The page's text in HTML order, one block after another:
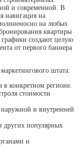
и современной. В
навигация на
на любых
квартиры
создают целую
от первого баннера
штата:
в конкретном регионе.
стоимости
наружной и внутренней
других популярных
и